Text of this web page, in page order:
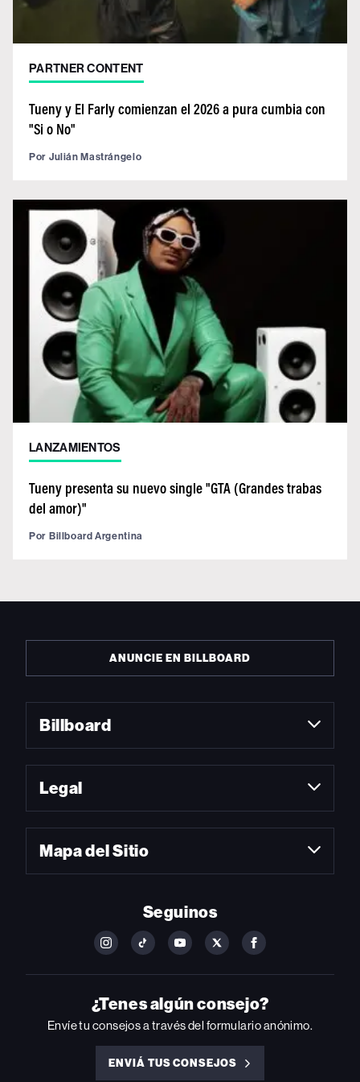
PARTNER CONTENT
Tueny y El Farly comienzan el 2026 a pura cumbia con
"Si o No"
Por Julián Mastrángelo
LANZAMIENTOS
Tueny presenta su nuevo single "GTA (Grandes trabas
del amor)"
Por Billboard Argentina
ANUNCIE EN BILLBOARD
Billboard
Legal
Mapa del Sitio
Seguinos
FOLLOW
ON
INSTAGRAM
FOLLOW
ON
YOUTUBE
FOLLOW
ON
YOUTUBE
FOLLOW
ON
FOLLOW
ON
FACEBOOK
¿Tenes algún consejo?
Envíe tu consejos a través del formulario anónimo.
ENVIÁ TUS CONSEJOS
ENVIÁ